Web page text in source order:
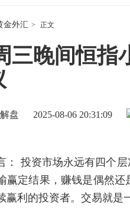
金外汇 > 正文
三晚间恒指
盘 2025-08-06 20:31:09
投资市场永远有四个层
赢定结果，赚钱是偶然
赢利的投资者。交易就是